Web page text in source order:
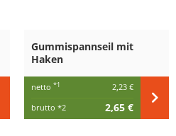
Gummispannseil mit
Haken
netto *1
2,23 €
brutto *2 2,65 €